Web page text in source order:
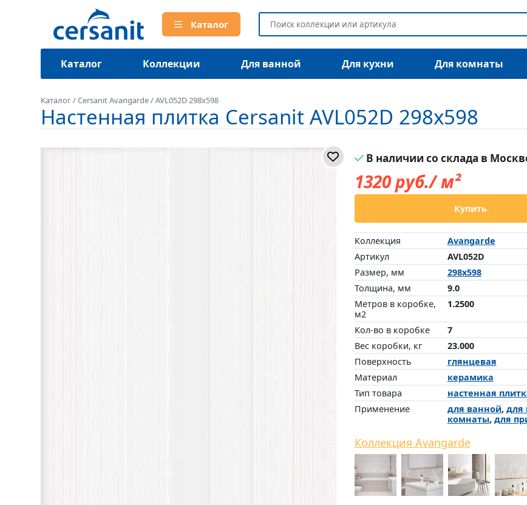
Каталог
Каталог Коллекции Для ванной Для кухни Для комнаты
Каталог/Cersanit Avangarde/AVL052D 298x598
Настенная плитка Cersanit AVL052D 298x598
В наличии со склада в
1320руб./ м²
Купить
Коллекция
Avangarde
Артикул
AVL052D
Размер, мм
298x598
Толщина, мм
9.0
Метров в коробке,
м2
1.2500
Кол-во в коробке
7
Вес коробки, кг
23.000
Поверхность
глянцевая
Материал
керамика
Тип товара
настенная
Применение
для ванной, для
комнаты, для
Коллекция Avangarde